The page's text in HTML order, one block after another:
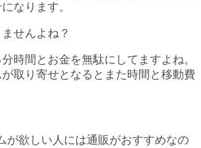
なります。
せんよね？
時間とお金を無駄にしてますよね。
取り寄せとなるとまた時間と移動費
が欲しい人には通販がおすすめなの